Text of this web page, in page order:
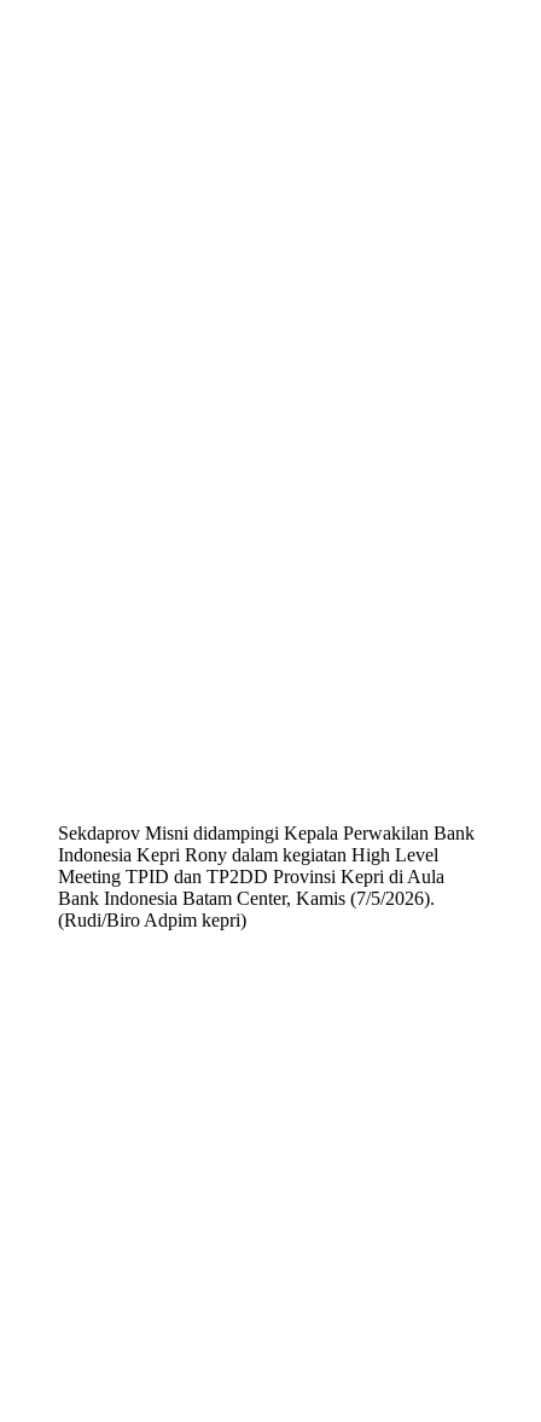
Sekdaprov Misni didampingi Kepala Perwakilan Bank
Indonesia Kepri Rony dalam kegiatan High Level
Meeting TPID dan TP2DD Provinsi Kepri di Aula
Bank Indonesia Batam Center, Kamis (7/5/2026).
(Rudi/Biro Adpim kepri)